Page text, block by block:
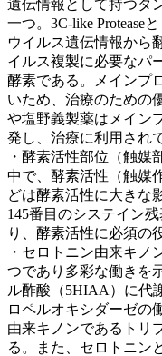
遺伝情報として持つタ
一つ。3C-like Protease
ウイルス遺伝情報から
イルス複製に必要なパ
酵素である。メインプ
いため、治療のための
や塩野義製薬はメイン
発し、治療に利用され
・酵素活性部位（触媒
中で、酵素活性（触媒
どは酵素活性に大きな
145番目のシステイン
り、酵素活性に必須の
・セロトニン由来キノ
つであり多彩な働きを
ル酢酸（5HIAA）に代
ロペルオキシダーゼの
由来キノンであるトリ
る。また、セロトニン